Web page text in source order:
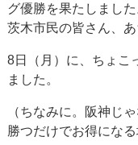
グ優勝を果たしました
茨木市民の皆さん、
8日（月）に、ちょこ
ました。
（ちなみに。阪神じ
勝つだけでお得になる